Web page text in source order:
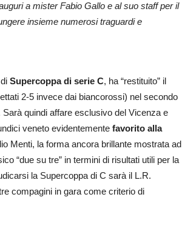
a mister Fabio Gallo e al suo staff per il
insieme numerosi traguardi e
Supercoppa di serie C, ha “restituito” il
2-5 invece dai biancorossi) nel secondo
quindi affare esclusivo del Vicenza e
veneto evidentemente favorito alla
Menti, la forma ancora brillante mostrata ad
“due su tre” in termini di risultati utili per la
la Supercoppa di C sarà il L.R.
compagini in gara come criterio di